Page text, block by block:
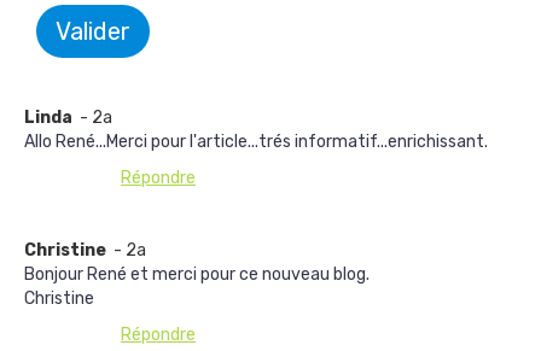
Valider
Linda - 2a
Allo René...Merci pour l'article...trés informatif...enrichissant.
Répondre
Christine - 2a
Bonjour René et merci pour ce nouveau blog.
Christine
Répondre